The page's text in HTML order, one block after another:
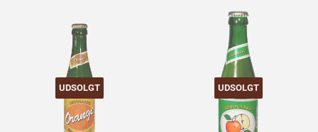
UDSOLGT UDSOLGT